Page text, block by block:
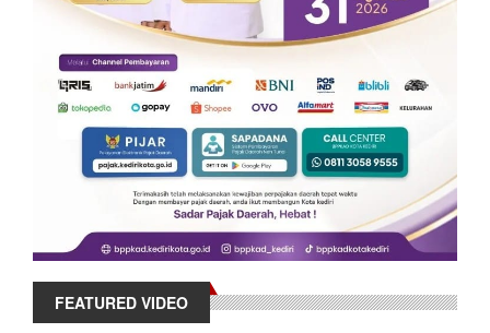
FEATURED VIDEO